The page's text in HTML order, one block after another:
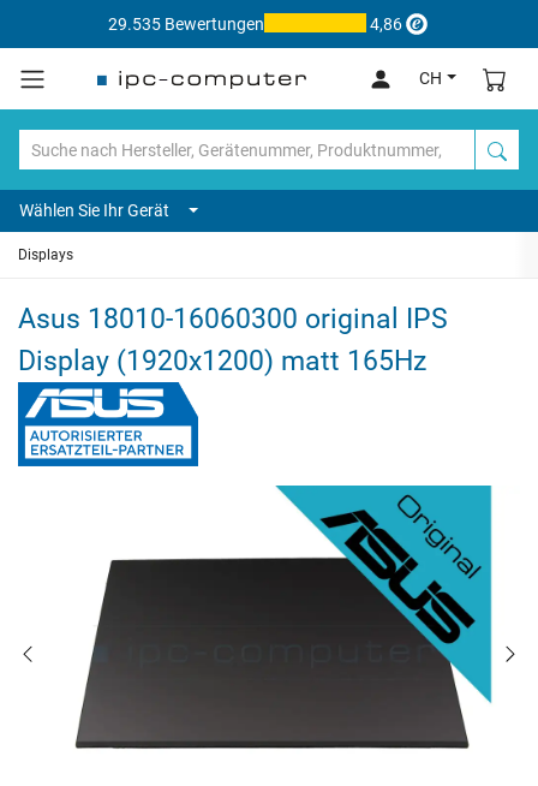
29.535 Bewertungen 4,86
CH
Wählen Sie Ihr Gerät
Displays
Asus 18010-16060300 original IPS
Display (1920x1200) matt 165Hz